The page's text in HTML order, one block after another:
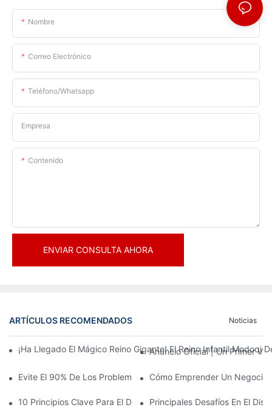
Nombre
Correo Electrónico
Teléfono/whatsapp
Empresa
Contenido
ENVIAR CONSULTA AHORA
ARTÍCULOS RECOMENDADOS Noticias
¡Ha Llegado El Mágico Reino Gigante! El Reino Infantil Modoqi
Anuncio Oficial | Un Primer
Evite El 90% De Los Problemas: Al Invertir En Un Centro
Cómo Emprender Un Negocio
10 Principios Clave Para El Diseño Exitoso De Un Parque
Principales Desafíos En El